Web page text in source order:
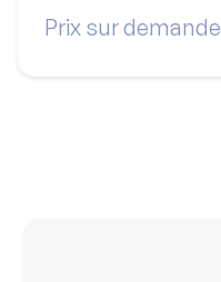
Prix sur demande